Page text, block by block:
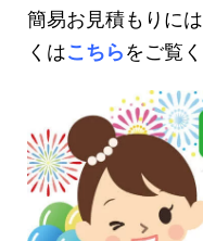
簡易お見積もりに
くはこちらをご覧